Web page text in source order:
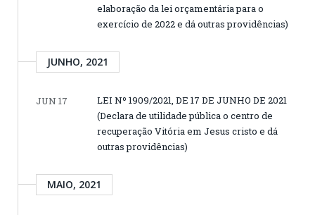
elaboração da lei orçamentária para o
exercício de 2022 e dá outras providências)
JUNHO, 2021
JUN 17
LEI Nº 1909/2021, DE 17 DE JUNHO DE 2021
(Declara de utilidade pública o centro de
recuperação Vitória em Jesus cristo e dá
outras providências)
MAIO, 2021